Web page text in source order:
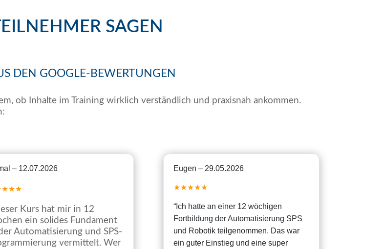
SAGEN
DEN GOOGLE-BEWERTUNGEN
ob Inhalte im Training wirklich verständlich und praxisnah ankommen.
– 12.07.2026
Kurs hat mir in 12
ein solides Fundament
Automatisierung und SPS-
vermittelt. Wer
Eugen – 29.05.2026
★★★★★
“Ich hatte an einer 12 wöchigen
Fortbildung der Automatisierung SPS
und Robotik teilgenommen. Das war
ein guter Einstieg und eine super